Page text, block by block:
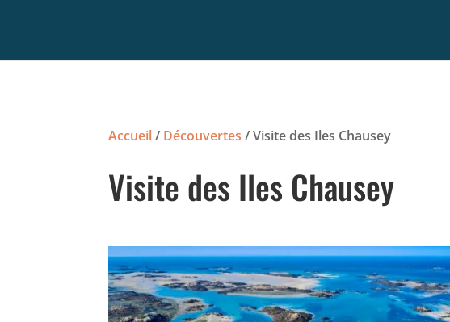
Accueil/ Découvertes / Visite des Iles Chausey
Visite des Iles Chausey